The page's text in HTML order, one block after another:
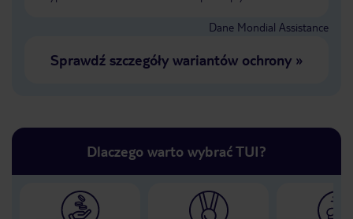
Dane Mondial Assistance
Sprawdź szczegóły wariantów ochrony»
Dlaczego warto wybrać TUI?